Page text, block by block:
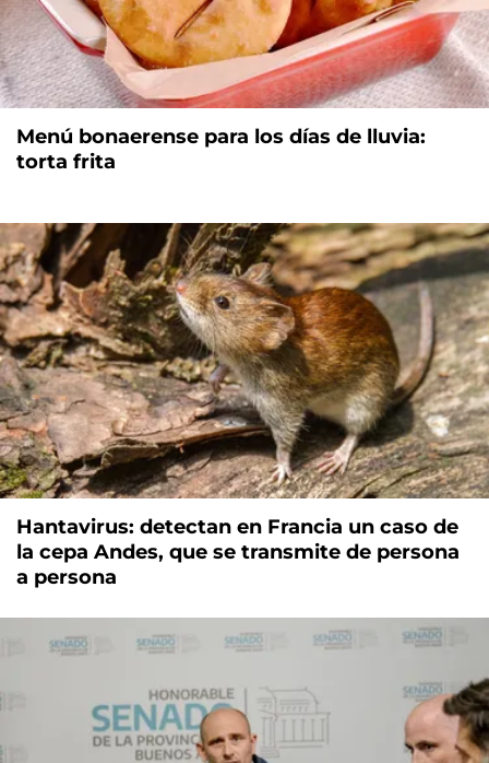
Menú bonaerense para los días de lluvia:
torta frita
Hantavirus: detectan en Francia un caso de
la cepa Andes, que se transmite de persona
a persona